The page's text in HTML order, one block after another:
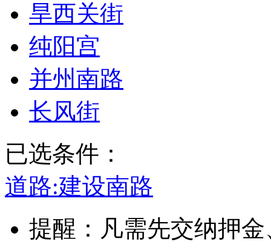
旱西关街
纯阳宫
并州南路
长风街
已选条件：
道路:建设南路
提醒：凡需先交纳押